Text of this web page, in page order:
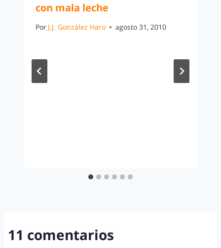
con mala leche
Por J.J. González Haro agosto 31, 2010
11 comentarios